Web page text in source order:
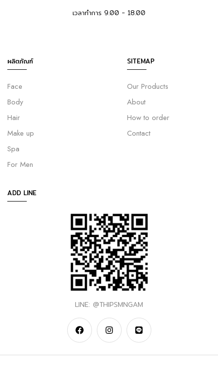
เวลาทำการ 9.00 - 18.00
ผลิตภัณฑ์
Face
Body
Hair
Make up
Spa
For Men
SITEMAP
Our Products
About
How to order
Contact
ADD LINE
LINE: @THIPSMNGAM